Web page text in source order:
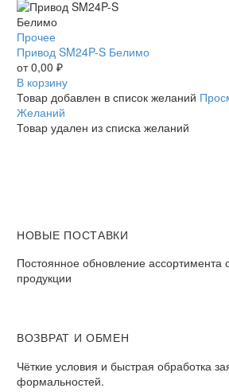
Привод
SM24P-
S
Белимо
Прочее
Привод SM24P-S Белимо
от0,00 ₽
В корзину
Товар добавлен в список желаний
Желаний
Товар удален из списка желаний
НОВЫЕ ПОСТАВКИ
Постоянное обновление ассортимента
продукции
ВОЗВРАТ И ОБМЕН​
Чёткие условия и быстрая обработка
формальностей.​